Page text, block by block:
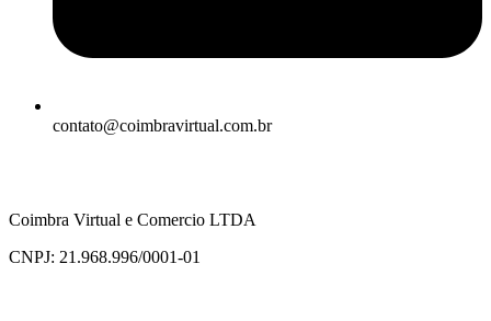
contato@coimbravirtual.com.br
Coimbra Virtual e Comercio LTDA
CNPJ: 21.968.996/0001-01